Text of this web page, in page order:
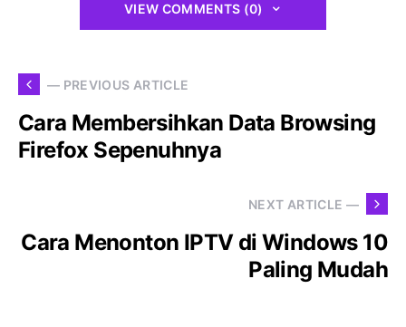
VIEW COMMENTS (0)
— PREVIOUS ARTICLE
Cara Membersihkan Data Browsing
Firefox Sepenuhnya
NEXT ARTICLE —
Cara Menonton IPTV di Windows 10
Paling Mudah